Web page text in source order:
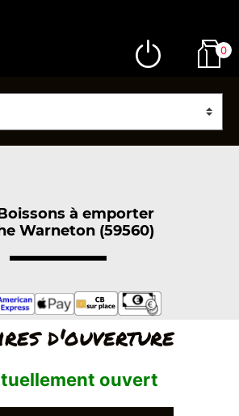
0
à emporter
Warneton (59560)
d'ouverture
ouvert